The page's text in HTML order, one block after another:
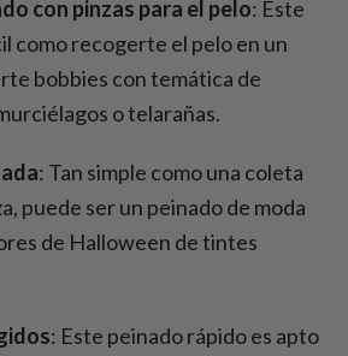
con pinzas para el pelo: Este
como recogerte el pelo en un
bobbies con temática de
o telarañas.
: Tan simple como una coleta
puede ser un peinado de moda
de Halloween de tintes
: Este peinado rápido es apto